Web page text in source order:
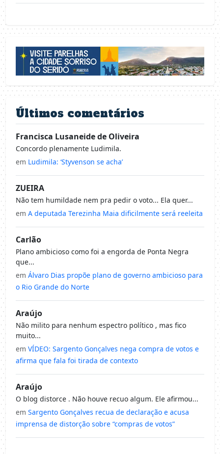
Últimos comentários
Francisca Lusaneide de Oliveira
Concordo plenamente Ludimila.
em Ludimila: ‘Styvenson se acha’
ZUEIRA
Não tem humildade nem pra pedir o voto... Ela quer...
em A deputada Terezinha Maia dificilmente será reeleita
Carlão
Plano ambicioso como foi a engorda de Ponta Negra
que...
em Álvaro Dias propõe plano de governo ambicioso para
o Rio Grande do Norte
Araújo
Não milito para nenhum espectro político , mas fico
muito...
em VÍDEO: Sargento Gonçalves nega compra de votos e
afirma que fala foi tirada de contexto
Araújo
O blog distorce . Não houve recuo algum. Ele afirmou...
em Sargento Gonçalves recua de declaração e acusa
imprensa de distorção sobre “compras de votos”